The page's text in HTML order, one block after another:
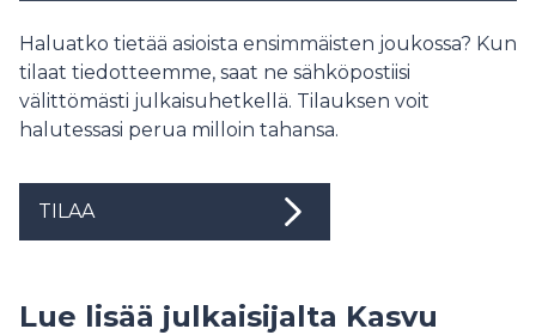
Haluatko tietää asioista ensimmäisten joukossa? Kun
tilaat tiedotteemme, saat ne sähköpostiisi
välittömästi julkaisuhetkellä. Tilauksen voit
halutessasi perua milloin tahansa.
TILAA
Lue lisää julkaisijalta Kasvu